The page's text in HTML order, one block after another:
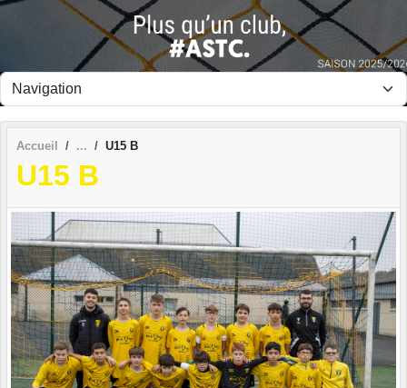
Accueil U15 B
U15 B
Panneau de gestion des cookies